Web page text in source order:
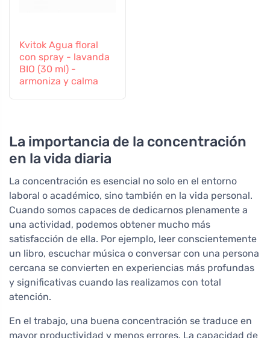
Kvitok Agua floral
con spray - lavanda
BIO (30 ml) -
armoniza y calma
La importancia de la concentración
en la vida diaria
La concentración es esencial no solo en el entorno
laboral o académico, sino también en la vida personal.
Cuando somos capaces de dedicarnos plenamente a
una actividad, podemos obtener mucho más
satisfacción de ella. Por ejemplo, leer conscientemente
un libro, escuchar música o conversar con una persona
cercana se convierten en experiencias más profundas
y significativas cuando las realizamos con total
atención.
En el trabajo, una buena concentración se traduce en
mayor productividad y menos errores. La capacidad de